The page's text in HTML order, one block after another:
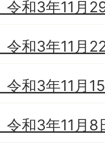
令和3年11月
令和3年11月
令和3年11月
令和3年11月8